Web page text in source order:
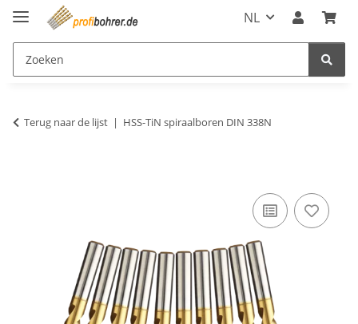
NL
Terug naar de lijst HSS-TiN spiraalboren DIN 338N